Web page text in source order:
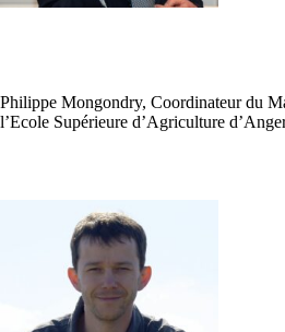
Philippe Mongondry, Coordinateur du
l’Ecole Supérieure d’Agriculture